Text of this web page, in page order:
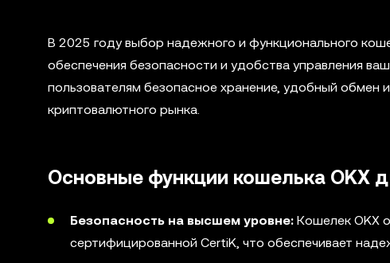
В 2025 году выбор надежного и функционального
обеспечения безопасности и удобства управления
пользователям безопасное хранение, удобный
криптовалютного рынка.
Основные функции кошелька OKX
Безопасность на высшем уровне: Кошелек OKX
сертифицированной CertiK, что обеспечивает